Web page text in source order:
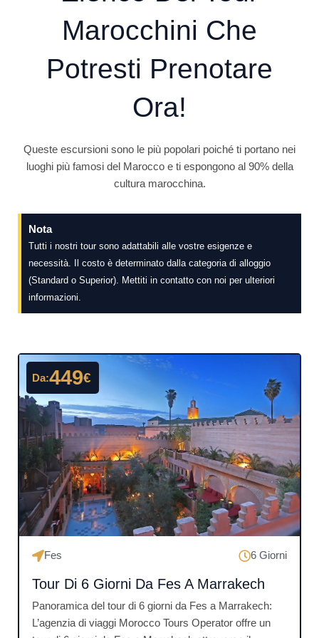
Marocchini Che
Potresti Prenotare
Ora!
Queste escursioni sono le più popolari poiché ti portano nei
luoghi più famosi del Marocco e ti espongono al 90% della
cultura marocchina.
Nota
Tutti i nostri tour sono adattabili alle vostre esigenze e
necessità. Il costo è determinato dalla categoria di alloggio
(Standard o Superior). Mettiti in contatto con noi per ulteriori
informazioni.
Da:449€
Fes 6 Giorni
Tour Di 6 Giorni Da Fes A Marrakech
Panoramica del tour di 6 giorni da Fes a Marrakech:
L’agenzia di viaggi Morocco Tours Operator offre un
Pagina Pagina